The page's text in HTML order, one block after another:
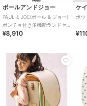
ポールアンドジョー
PAUL & JOE(ポール & ジョー)
ポンチョ付き多機能ランドセ
ルカバー
¥8,910
ボウ